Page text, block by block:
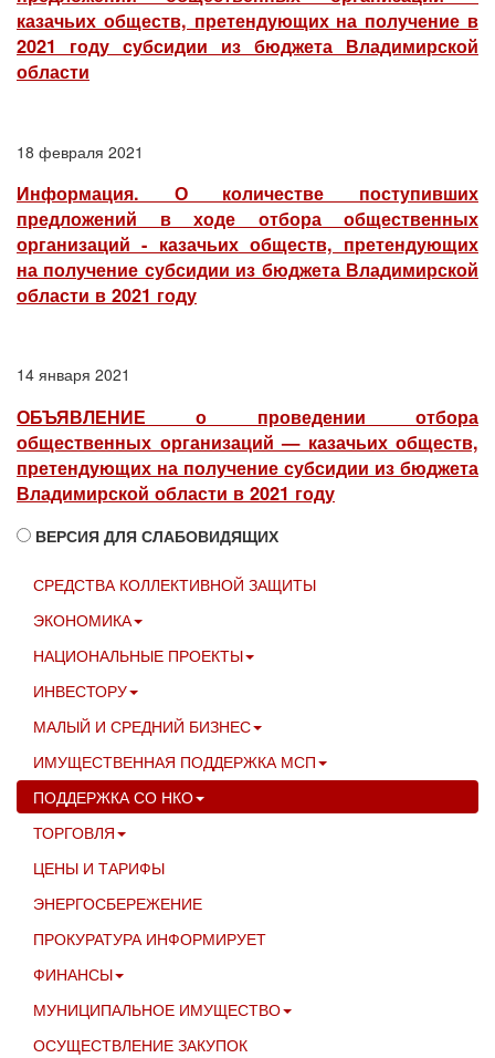
казачьих обществ, претендующих на получение в
2021 году субсидии из бюджета Владимирской
области
18 февраля 2021
Информация. О количестве поступивших
предложений в ходе отбора общественных
организаций - казачьих обществ, претендующих
на получение субсидии из бюджета Владимирской
области в 2021 году
14 января 2021
ОБЪЯВЛЕНИЕ о проведении отбора
общественных организаций — казачьих обществ,
претендующих на получение субсидии из бюджета
Владимирской области в 2021 году
ВЕРСИЯ ДЛЯ СЛАБОВИДЯЩИХ
СРЕДСТВА КОЛЛЕКТИВНОЙ ЗАЩИТЫ
ЭКОНОМИКА
НАЦИОНАЛЬНЫЕ ПРОЕКТЫ
ИНВЕСТОРУ
МАЛЫЙ И СРЕДНИЙ БИЗНЕС
ИМУЩЕСТВЕННАЯ ПОДДЕРЖКА МСП
ПОДДЕРЖКА СО НКО
ТОРГОВЛЯ
ЦЕНЫ И ТАРИФЫ
ЭНЕРГОСБЕРЕЖЕНИЕ
ПРОКУРАТУРА ИНФОРМИРУЕТ
ФИНАНСЫ
МУНИЦИПАЛЬНОЕ ИМУЩЕСТВО
ОСУЩЕСТВЛЕНИЕ ЗАКУПОК